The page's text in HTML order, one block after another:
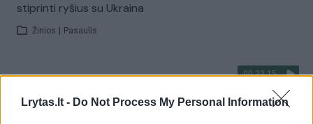
Lrytas.lt - Do Not Process My Personal Information
stiprinti ryšius su Ukraina
Žinios Pasaulis
00:22:15
„Paulius ir Saulius“ – ypatingai karšta diena Dzūkijos
ežere ir aktyvi karšių žūklė